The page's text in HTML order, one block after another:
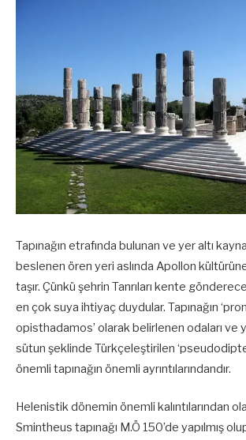
Tapınağın etrafında bulunan ve yer altı
beslenen ören yeri aslında Apollon
taşır. Çünkü şehrin Tanrıları kente
en çok suya ihtiyaç duydular. Tapınağın
opisthadamos’ olarak belirlenen odaları ve
sütun şeklinde Türkçeleştirilen
önemli tapınağın önemli ayrıntılarındandır.
Helenistik dönemin önemli kalıntılarından
Smintheus tapınağı M.Ö 150’de yapılmış